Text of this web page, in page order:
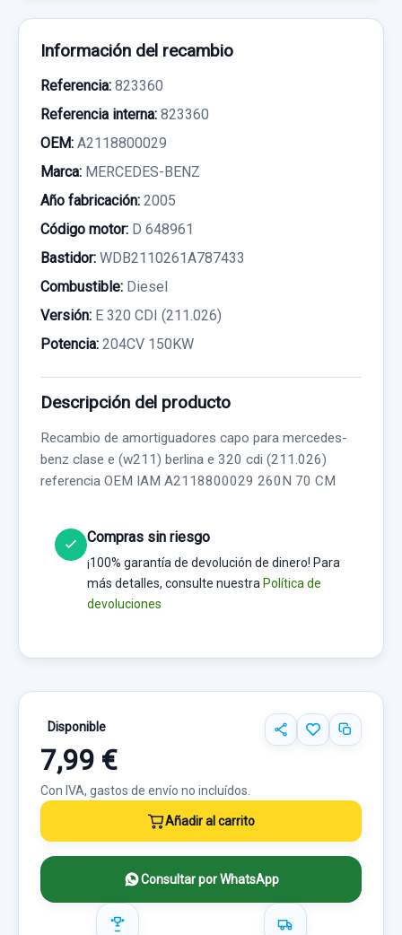
Información del recambio
Referencia: 823360
Referencia interna: 823360
OEM: A2118800029
Marca: MERCEDES-BENZ
Año fabricación: 2005
Código motor: D 648961
Bastidor: WDB2110261A787433
Combustible: Diesel
Versión: E 320 CDI (211.026)
Potencia: 204CV 150KW
Descripción del producto
Recambio de amortiguadores capo para mercedes-
benz clase e (w211) berlina e 320 cdi (211.026)
referencia OEM IAM A2118800029 260N 70 CM
Compras sin riesgo
¡100% garantía de devolución de dinero! Para
más detalles, consulte nuestra Política de
devoluciones
Disponible
7,99 €
Con IVA, gastos de envío no incluídos.
Añadir al carrito
Consultar por WhatsApp